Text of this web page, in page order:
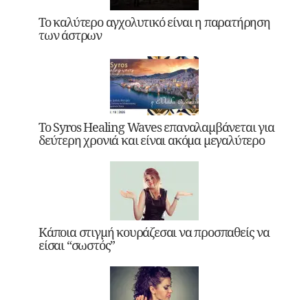
Το καλύτερο αγχολυτικό είναι η παρατήρηση
των άστρων
Το Syros Healing Waves επαναλαμβάνεται για
δεύτερη χρονιά και είναι ακόμα μεγαλύτερο
Κάποια στιγμή κουράζεσαι να προσπαθείς να
είσαι “σωστός”